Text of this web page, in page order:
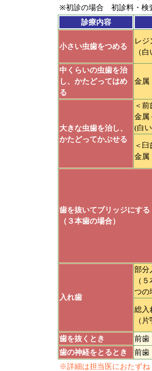
※初診の場合 初診料・検
診療内容
小さい虫歯をつめる
レジ
（
中くらいの虫歯を治
し、かたどってはめ
る
金属
大きな虫歯を治し、
かたどってかぶせる
＜前
金属
(白
＜臼
金属
歯を抜いてブリッジにする
（３本歯の場合）
入れ歯
部分
（
つの
総入
（片
歯を抜くとき
前
歯の神経をとるとき
前
※詳細は担当医におたずね